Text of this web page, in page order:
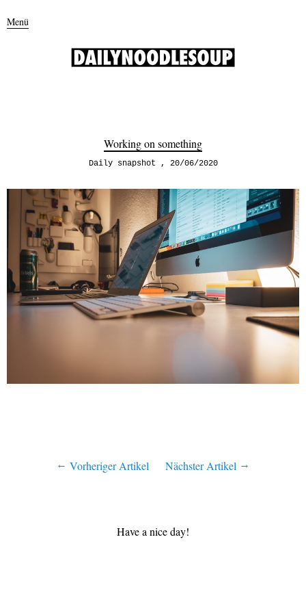
Menü
Working on something
Daily snapshot 20/06/2020
Vorheriger Artikel Nächster Artikel
Have a nice day!